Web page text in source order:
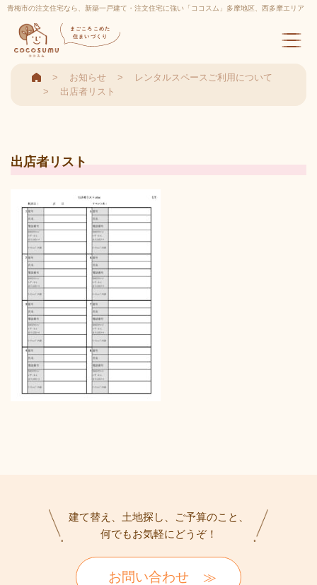
青梅市の注文住宅なら、新築一戸建て・注文住宅に強い「ココスム」多摩地区、西多摩エリア
実績多数
まごころこめた
住まいづくり
お知らせ
レンタルスペースご利用について
出店者リスト
出店者リスト
建て替え、土地探し、ご予算のこと、
何でもお気軽にどうぞ！
お問い合わせ